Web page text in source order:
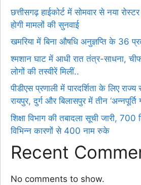
छत्तीसगढ़ हाईकोर्ट में सोमवार से नया
होगी मामलों की सुनवाई
खमरिया में बिना औषधि अनुज्ञप्ति के 36
श्मशान घाट में आधी रात तंत्र-साधना,
लोगों की तस्वीरें मिलीं..
पीडीएस प्रणाली में पारदर्शिता के लिए
रायपुर, दुर्ग और बिलासपुर में तीन
शिक्षा विभाग की तबादला सूची जारी,
विभिन्न कारणों से 400 नाम रुके
Recent
No comments to show.